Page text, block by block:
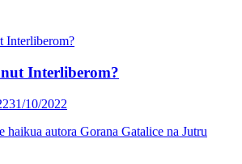
Interliberom?
31/10/2022